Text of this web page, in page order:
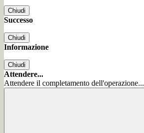
Chiudi
Successo
Chiudi
Informazione
Chiudi
Attendere...
Attendere il completamento dell'operazione...